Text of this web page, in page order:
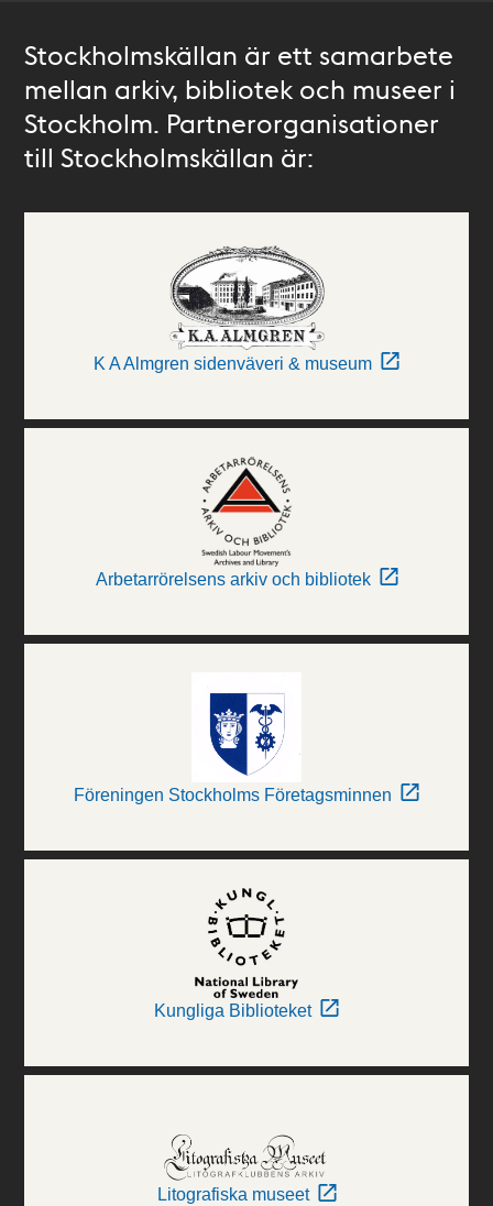
Stockholmskällan är ett samarbete
mellan arkiv, bibliotek och museer i
Stockholm. Partnerorganisationer
till Stockholmskällan är:
K A Almgren sidenväveri & museum
Arbetarrörelsens arkiv och bibliotek
Föreningen Stockholms Företagsminnen
Kungliga Biblioteket
Litografiska museet